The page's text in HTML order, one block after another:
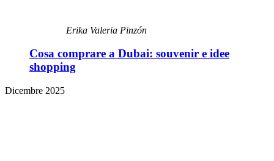
Erika Valeria Pinzón
Cosa comprare a Dubai: souvenir e idee
shopping
Dicembre 2025